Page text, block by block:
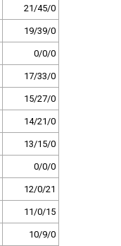
21/45/0
19/39/0
0/0/0
17/33/0
15/27/0
14/21/0
13/15/0
0/0/0
12/0/21
11/0/15
10/9/0